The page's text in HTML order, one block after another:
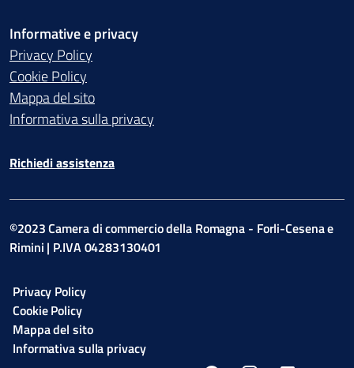
Informative e privacy
Privacy Policy
Cookie Policy
Mappa del sito
Informativa sulla privacy
Richiedi assistenza
©2023 Camera di commercio della Romagna - Forli-Cesena e
Rimini | P.IVA 04283130401
Privacy Policy
Cookie Policy
Mappa del sito
Informativa sulla privacy